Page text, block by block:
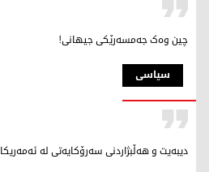
سیاسی
چین وەک جەمسەرێکی جیهانی!
دیبەیت و هەڵبژاردنی سەرۆکایەتی لە ئەمەریکا